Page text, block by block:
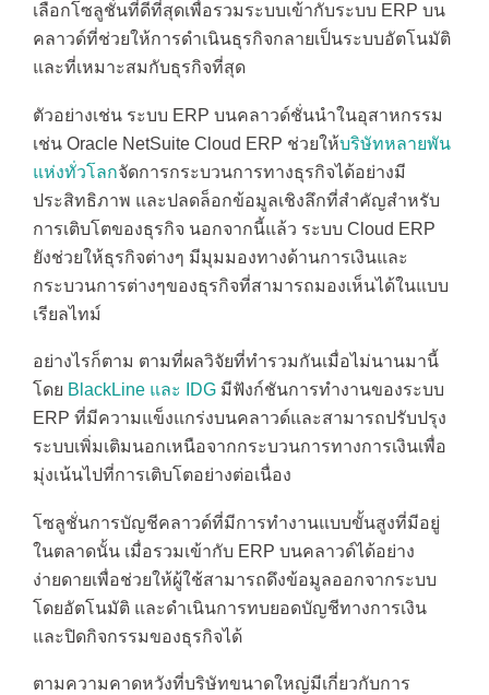
เลือกโซลูชั่นที่ดีที่สุดเพื่อรวมระบบเข้ากับระบบ ERP บน
คลาวด์ที่ช่วยให้การดำเนินธุรกิจกลายเป็นระบบอัตโนมัติ
และที่เหมาะสมกับธุรกิจที่สุด
ตัวอย่างเช่น ระบบ ERP บนคลาวด์ชั่นนำในอุสาหกรรม
เช่น Oracle NetSuite Cloud ERP ช่วยให้บริษัทหลายพัน
แห่งทั่วโลกจัดการกระบวนการทางธุรกิจได้อย่างมี
ประสิทธิภาพ และปลดล็อกข้อมูลเชิงลึกที่สำคัญสำหรับ
การเติบโตของธุรกิจ นอกจากนี้แล้ว ระบบ Cloud ERP
ยังช่วยให้ธุรกิจต่างๆ มีมุมมองทางด้านการเงินและ
กระบวนการต่างๆของธุรกิจที่สามารถมองเห็นได้ในแบบ
เรียลไทม์
อย่างไรก็ตาม ตามที่ผลวิจัยที่ทำรวมกันเมื่อไม่นานมานี้
โดย BlackLine และ IDG มีฟังก์ชันการทำงานของระบบ
ERP ที่มีความแข็งแกร่งบนคลาวด์และสามารถปรับปรุง
ระบบเพิ่มเติมนอกเหนือจากกระบวนการทางการเงินเพื่อ
มุ่งเน้นไปที่การเติบโตอย่างต่อเนื่อง
โซลูชั่นการบัญชีคลาวด์ที่มีการทำงานแบบขั้นสูงที่มีอยู่
ในตลาดนั้น เมื่อรวมเข้ากับ ERP บนคลาวด์ได้อย่าง
ง่ายดายเพื่อช่วยให้ผู้ใช้สามารถดึงข้อมูลออกจากระบบ
โดยอัตโนมัติ และดำเนินการทบยอดบัญชีทางการเงิน
และปิดกิจกรรมของธุรกิจได้
ตามความคาดหวังที่บริษัทขนาดใหญ่มีเกี่ยวกับการ